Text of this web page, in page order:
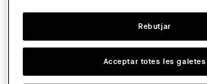
SALA:
Delegació Garrotxa-Ripollès del COAC.
13. Olot
Des de l'exterior: cada dia. Des de l'interior: els
Rebutjar
Acceptar totes les galetes